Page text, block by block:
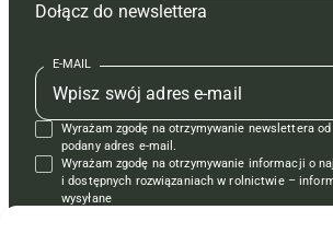
Mapa serwisu
Kontakt
Regulamin
Polityka prywatności
Prenumerata
Redakcja
Kontakt
Reklama
Prenumerata
Reklama
Kontakt
Krzyżówki
Czasopisma i prenumerata
Książki
Regulamin
Dołącz do newslettera
E-MAIL
Wyrażam zgodę na otrzymywanie newslettera
podany adres e-mail.
Wyrażam zgodę na otrzymywanie informacji o
i dostępnych rozwiązaniach w rolnictwie –
wysyłane